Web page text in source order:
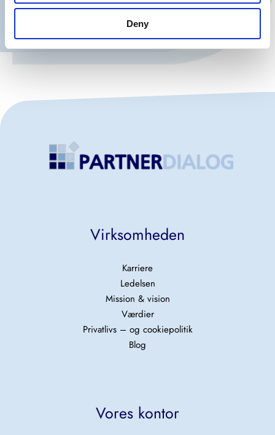
Deny
Virksomheden
Karriere
Ledelsen
Mission & vision
Værdier
Privatlivs – og cookiepolitik
Blog
Vores kontor